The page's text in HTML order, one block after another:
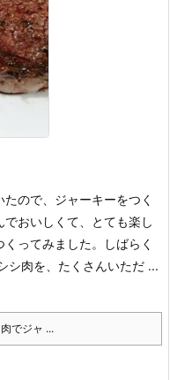
ので、ジャーキーをつく
おいしくて、とても楽し
ってみました。しばらく
シ肉を、たくさんいただ ...
でジャ ...